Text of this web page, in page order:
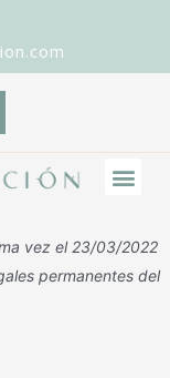
vez el 23/03/2022
permanentes del